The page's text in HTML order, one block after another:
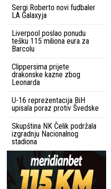
Sergi Roberto novi fudbaler
LA Galaxyja
Liverpool poslao ponudu
tešku 115 miliona eura za
Barcolu
Clippersima prijete
drakonske kazne zbog
Leonarda
U-16 reprezentacija BiH
upisala poraz protiv Švedske
Skupština NK Čelik podržala
izgradnju Nacionalnog
stadiona